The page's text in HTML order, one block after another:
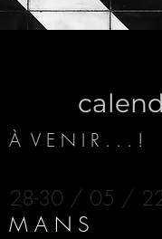
À V E N I
28-30 / 05 /
M A N S